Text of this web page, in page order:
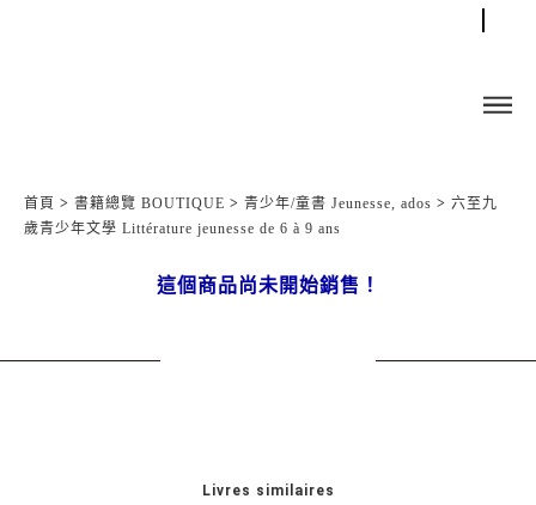
首頁 > 書籍總覽 BOUTIQUE > 青少年/童書 Jeunesse, ados > 六至九
歲青少年文學 Littérature jeunesse de 6 à 9 ans
這個商品尚未開始銷售！
Livres similaires